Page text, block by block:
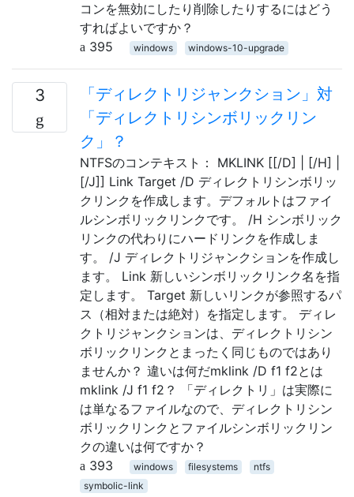
コンを無効にしたり削除したりするにはどう
すればよいですか？
395
windows windows-10-upgrade
3
「ディレクトリジャンクション」対
「ディレクトリシンボリックリン
ク」？
NTFSのコンテキスト： MKLINK [[/D] | [/H] |
[/J]] Link Target /D ディレクトリシンボリッ
クリンクを作成します。デフォルトはファイ
ルシンボリックリンクです。 /H シンボリック
リンクの代わりにハードリンクを作成しま
す。 /J ディレクトリジャンクションを作成し
ます。 Link 新しいシンボリックリンク名を指
定します。 Target 新しいリンクが参照するパ
ス（相対または絶対）を指定します。 ディレ
クトリジャンクションは、ディレクトリシン
ボリックリンクとまったく同じものではあり
ませんか？ 違いは何だmklink /D f1 f2とは
mklink /J f1 f2？ 「ディレクトリ」は実際に
は単なるファイルなので、ディレクトリシン
ボリックリンクとファイルシンボリックリン
クの違いは何ですか？
393
windows filesystems
ntfs
symbolic-link